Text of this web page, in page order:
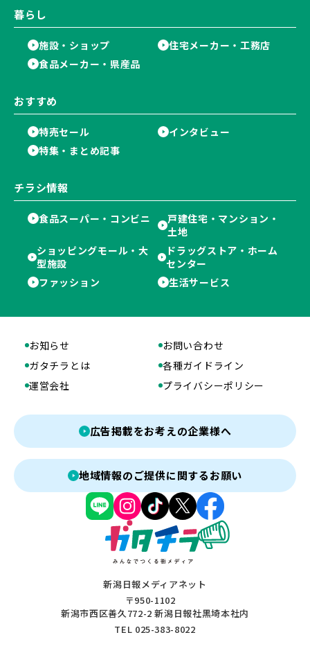
暮らし
施設・ショップ
住宅メーカー・工務店
食品メーカー・県産品
おすすめ
特売セール
インタビュー
特集・まとめ記事
チラシ情報
食品スーパー・コンビニ
戸建住宅・マンション・
土地
ショッピングモール・大
型施設
ドラッグストア・ホーム
センター
ファッション
生活サービス
新潟日報メディアネット
〒950-1102
新潟市西区善久772-2 新潟日報社黒埼本社内
TEL 025-383-8022
お知らせ
お問い合わせ
ガタチラとは
各種ガイドライン
運営会社
プライバシーポリシー
広告掲載をお考えの企業様へ
地域情報のご提供に関するお願い